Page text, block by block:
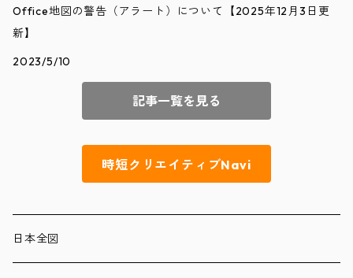
Office地図の警告（アラート）について【2025年12月3日更
新】
2023/5/10
記事一覧を見る
時短クリエイティブNavi
日本全図